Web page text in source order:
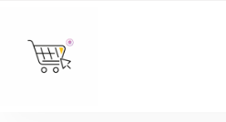
content